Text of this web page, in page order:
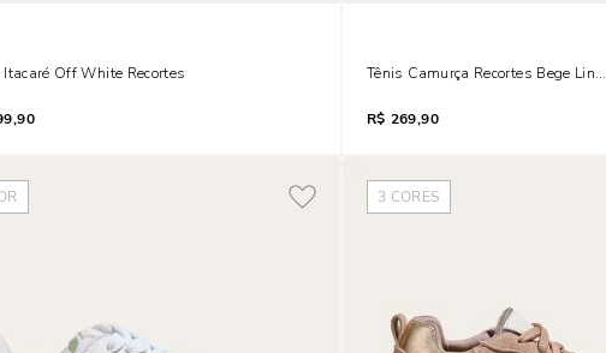
Itacaré Off White Recortes Tênis Camurça Recortes Bege Linho
R$ 269,90
3 CORES